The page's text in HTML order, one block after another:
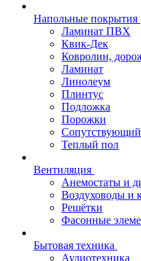
Напольные покрытия
Ламинат ПВХ
Квик-Дек
Ковролин,
Ламинат
Линолеум
Плинтус
Подложка
Порожки
Сопутствующий
Теплый пол
Вентиляция
Анемостаты и
Воздуховоды и
Решётки
Фасонные
Бытовая техника
Аудиотехника